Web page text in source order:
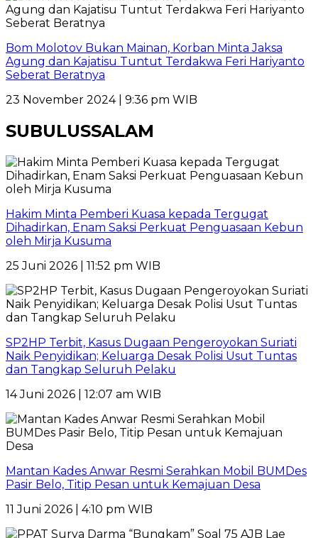
Bom Molotov Bukan Mainan, Korban Minta Jaksa
Agung dan Kajatisu Tuntut Terdakwa Feri Hariyanto
Seberat Beratnya
23 November 2024 | 9:36 pm WIB
SUBULUSSALAM
Hakim Minta Pemberi Kuasa kepada Tergugat
Dihadirkan, Enam Saksi Perkuat Penguasaan Kebun
oleh Mirja Kusuma
25 Juni 2026 | 11:52 pm WIB
SP2HP Terbit, Kasus Dugaan Pengeroyokan Suriati
Naik Penyidikan; Keluarga Desak Polisi Usut Tuntas
dan Tangkap Seluruh Pelaku
14 Juni 2026 | 12:07 am WIB
Mantan Kades Anwar Resmi Serahkan Mobil BUMDes
Pasir Belo, Titip Pesan untuk Kemajuan Desa
11 Juni 2026 | 4:10 pm WIB